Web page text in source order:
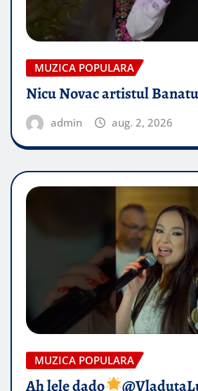
MUZICA POPULARA
Nicu Novac artistul
admin aug. 2, 2026
MUZICA POPULARA
Ah lele dado​